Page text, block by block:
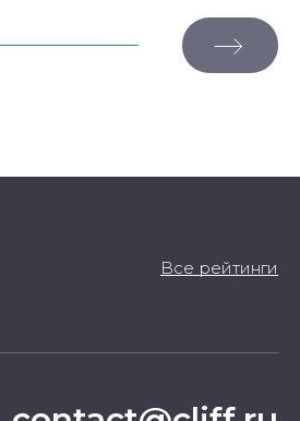
Все рейтинги